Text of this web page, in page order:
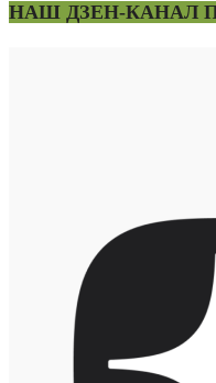
НАШ ДЗЕН-КАНАЛ